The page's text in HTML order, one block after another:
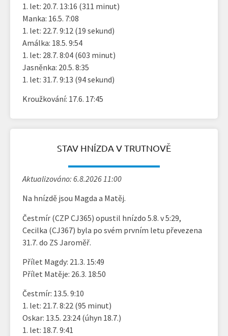
1. let: 20.7. 13:16 (311 minut)
Manka: 16.5. 7:08
1. let: 22.7. 9:12 (19 sekund)
Amálka: 18.5. 9:54
1. let: 28.7. 8:04 (603 minut)
Jasněnka: 20.5. 8:35
1. let: 31.7. 9:13 (94 sekund)
Kroužkování: 17.6. 17:45
STAV HNÍZDA V TRUTNOVĚ
Aktualizováno: 6.8.2026 11:00
Na hnízdě jsou Magda a Matěj.
Čestmír (CZP CJ365) opustil hnízdo 5.8. v 5:29,
Cecilka (CJ367) byla po svém prvním letu převezena
31.7. do ZS Jaroměř.
Přílet Magdy: 21.3. 15:49
Přílet Matěje: 26.3. 18:50
Čestmír: 13.5. 9:10
1. let: 21.7. 8:22 (95 minut)
Oskar: 13.5. 23:24 (úhyn 18.7.)
1. let: 18.7. 9:41